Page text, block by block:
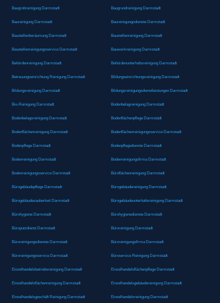
Baugrobreinigung Darmstadt Baugrundreinigung Darmstadt
Baureinigung Darmstadt Baureinigungsdienste Darmstadt
Baustellenberäumung Darmstadt Baustellenreinigung Darmstadt
Baustellenreinigungsservice Darmstadt Bauwerkreinigung Darmstadt
Behördenreinigung Darmstadt Behördenunterhaltsreinigung Darmstadt
Betreuungseinrichtung Reinigung Darmstadt Bildungseinrichtungsreinigung Darmstadt
Bildungsreinigung Darmstadt Bildungsreinigungsdienstleistungen Darmstadt
Bio-Reinigung Darmstadt Bodenbelagreinigung Darmstadt
Bodenbelagsreinigung Darmstadt Bodenflächenpflege Darmstadt
Bodenflächenreinigung Darmstadt Bodenflächenreinigungsservice Darmstadt
Bodenpflege Darmstadt Bodenpflegedienste Darmstadt
Bodenreinigung Darmstadt Bodenreinigungsfirma Darmstadt
Bodenreinigungsservice Darmstadt Büroflächenreinigung Darmstadt
Bürogebäudepflege Darmstadt Bürogebäudereinigung Darmstadt
Bürogebäudesauberkeit Darmstadt Bürogebäudeunterhaltsreinigung Darmstadt
Bürohygiene Darmstadt Bürohygienedienste Darmstadt
Büroputzdienst Darmstadt Büroreinigung Darmstadt
Büroreinigungsdienste Darmstadt Büroreinigungsfirma Darmstadt
Büroreinigungsservice Darmstadt Büroservice Reinigung Darmstadt
Einzelhandelsbetriebsreinigung Darmstadt Einzelhandelsflächenpflege Darmstadt
Einzelhandelsflächenreinigung Darmstadt Einzelhandelsgebäudereinigung Darmstadt
Einzelhandelsgeschäft Reinigung Darmstadt Einzelhandelsreinigung Darmstadt